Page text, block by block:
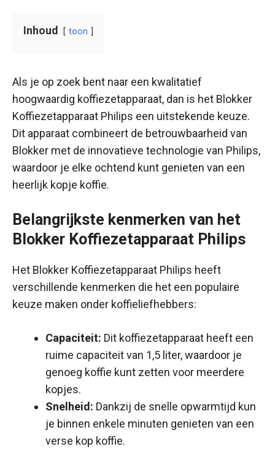
Inhoud toon
Als je op zoek bent naar een kwalitatief
hoogwaardig koffiezetapparaat, dan is het Blokker
Koffiezetapparaat Philips een uitstekende keuze.
Dit apparaat combineert de betrouwbaarheid van
Blokker met de innovatieve technologie van Philips,
waardoor je elke ochtend kunt genieten van een
heerlijk kopje koffie.
Belangrijkste kenmerken van het
Blokker Koffiezetapparaat Philips
Het Blokker Koffiezetapparaat Philips heeft
verschillende kenmerken die het een populaire
keuze maken onder koffieliefhebbers:
Capaciteit: Dit koffiezetapparaat heeft een
ruime capaciteit van 1,5 liter, waardoor je
genoeg koffie kunt zetten voor meerdere
kopjes.
Snelheid: Dankzij de snelle opwarmtijd kun
je binnen enkele minuten genieten van een
verse kop koffie.